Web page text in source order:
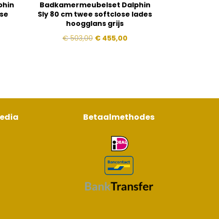
Badkamermeubelset Dalphin
Sly 80 cm twee softclose lades
hoogglans grijs
€503,00 Oorspronkelijke
€455,00Huidige
Betaalmethodes